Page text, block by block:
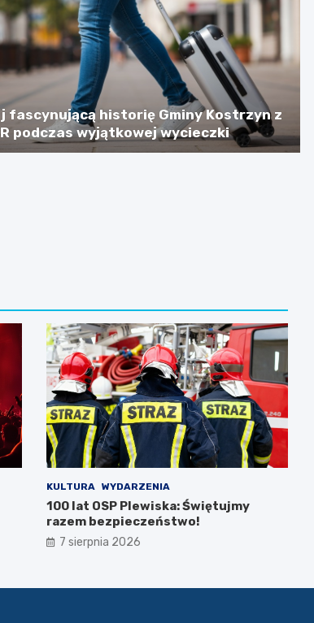
fascynującą historię Gminy Kostrzyn z
podczas wyjątkowej wycieczki
KULTURA WYDARZENIA
100 lat OSP Plewiska: Świętujmy
razem bezpieczeństwo!
7 sierpnia 2026